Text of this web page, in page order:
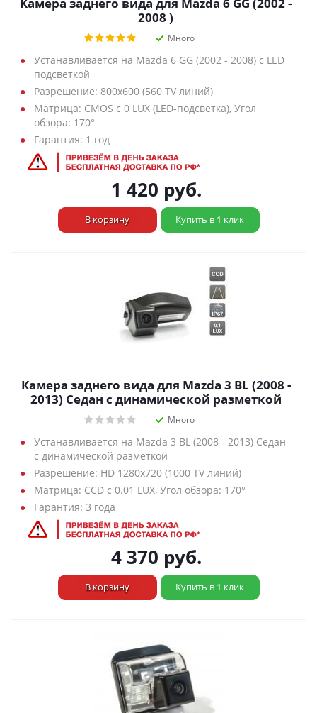
2008 )
Много
Устанавливается на Mazda 6 GG (2002 - 2008) с LED
подсветкой
Разрешение: 800х600 (560 TV линий)
Матрица: CMOS с 0 LUX (LED-подсветка), Угол
обзора: 170°
Гарантия: 1 год
1 420 руб.
В корзину Купить в 1 клик
Камера заднего вида для Mazda 3 BL (2008 -
2013) Седан с динамической разметкой
Много
Устанавливается на Mazda 3 BL (2008 - 2013) Седан
с динамической разметкой
Разрешение: HD 1280х720 (1000 TV линий)
Матрица: CCD с 0.01 LUX, Угол обзора: 170°
Гарантия: 3 года
4 370 руб.
В корзину Купить в 1 клик